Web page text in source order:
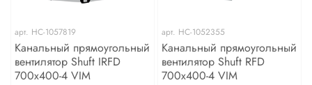
арт. НС-1057819
Канальный прямоугольный
вентилятор Shuft IRFD
700x400-4 VIM
арт. НС-1052355
Канальный прямоугольный
вентилятор Shuft RFD
700x400-4 VIM